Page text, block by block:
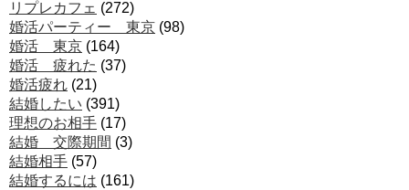
リプレカフェ (272)
婚活パーティー 東京 (98)
婚活 東京 (164)
婚活 疲れた (37)
婚活疲れ (21)
結婚したい (391)
理想のお相手 (17)
結婚 交際期間 (3)
結婚相手 (57)
結婚するには (161)